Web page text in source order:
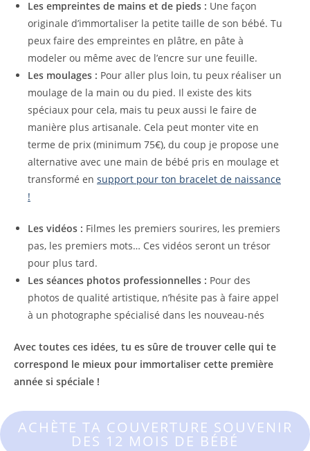
Les empreintes de mains et de pieds : Une façon
originale d’immortaliser la petite taille de son bébé. Tu
peux faire des empreintes en plâtre, en pâte à
modeler ou même avec de l’encre sur une feuille.
Les moulages : Pour aller plus loin, tu peux réaliser un
moulage de la main ou du pied. Il existe des kits
spéciaux pour cela, mais tu peux aussi le faire de
manière plus artisanale. Cela peut monter vite en
terme de prix (minimum 75€), du coup je propose une
alternative avec une main de bébé pris en moulage et
transformé en support pour ton bracelet de naissance
!
Les vidéos : Filmes les premiers sourires, les premiers
pas, les premiers mots… Ces vidéos seront un trésor
pour plus tard.
Les séances photos professionnelles : Pour des
photos de qualité artistique, n’hésite pas à faire appel
à un photographe spécialisé dans les nouveau-nés
Avec toutes ces idées, tu es sûre de trouver celle qui te
correspond le mieux pour immortaliser cette première
année si spéciale !
ACHÈTE TA COUVERTURE SOUVENIR
DES 12 MOIS DE BÉBÉ